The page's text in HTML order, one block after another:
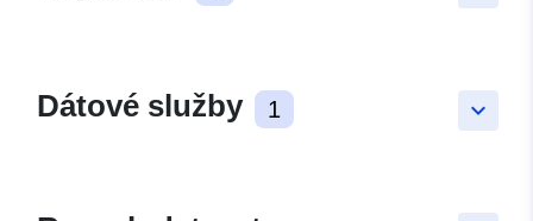
keyboard_arrow_down
Dátové služby 1